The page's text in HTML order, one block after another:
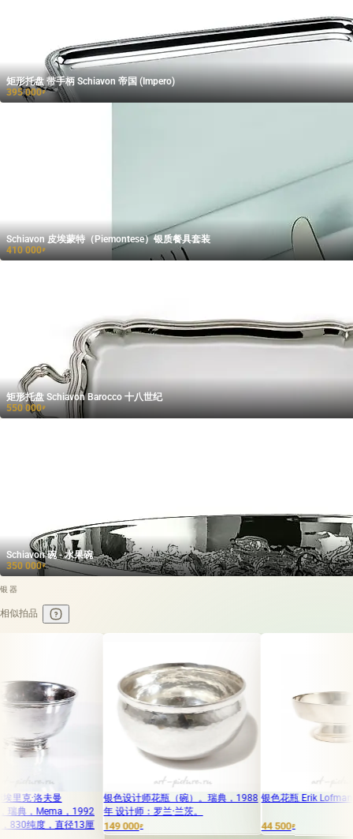
矩形托盘 带手柄 Schiavon 帝国 (Impero)
395 000₽
Schiavon 皮埃蒙特（Piemontese）银质餐具套装
410 000₽
矩形托盘 Schiavon Barocco 十八世纪
550 000₽
Schiavon 碗 - 水果碗
350 000₽
银器
相似拍品
曼
，1992
直径13厘
银色设计师花瓶（碗）。瑞典，1988
年 设计师：罗兰·兰茨。
149 000₽
银色花瓶 Erik Lofman Эрик